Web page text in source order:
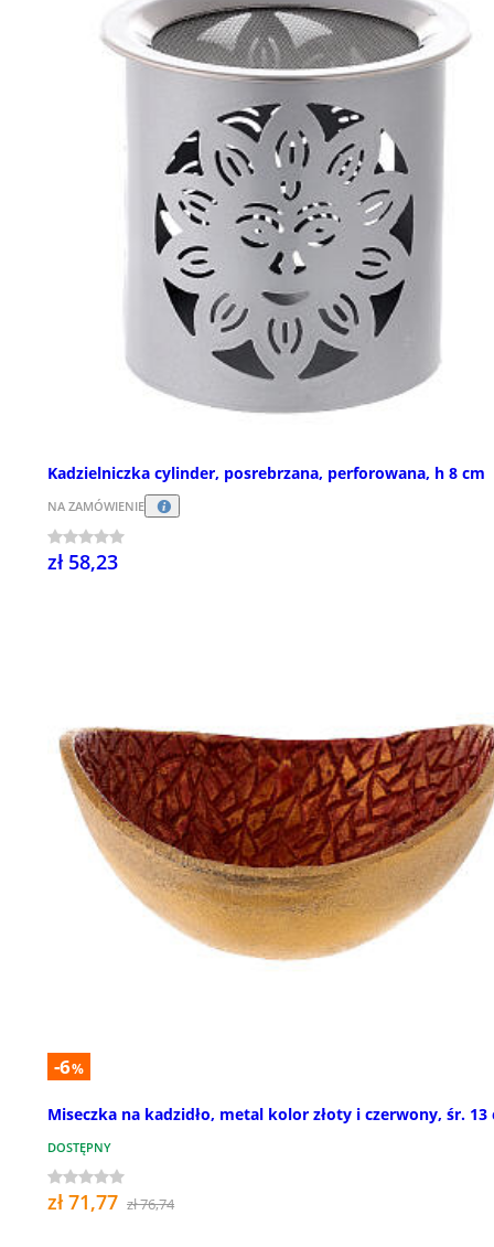
Kadzielniczka cylinder, posrebrzana, perforowana, h 8 cm
NA ZAMÓWIENIE
zł 58,23
-6%
Miseczka na kadzidło, metal kolor złoty i czerwony, śr. 13
DOSTĘPNY
zł 71,77 zł 76,74